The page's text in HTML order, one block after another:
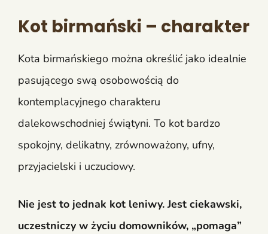
Kot birmański – charakter
Kota birmańskiego można określić jako idealnie
pasującego swą osobowością do
kontemplacyjnego charakteru
dalekowschodniej świątyni. To kot bardzo
spokojny, delikatny, zrównoważony, ufny,
przyjacielski i uczuciowy.
Nie jest to jednak kot leniwy. Jest ciekawski,
uczestniczy w życiu domowników, „pomaga”